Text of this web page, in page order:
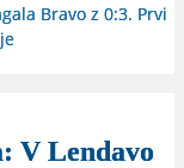
Bravo z 0:3. Prvi
V Lendavo